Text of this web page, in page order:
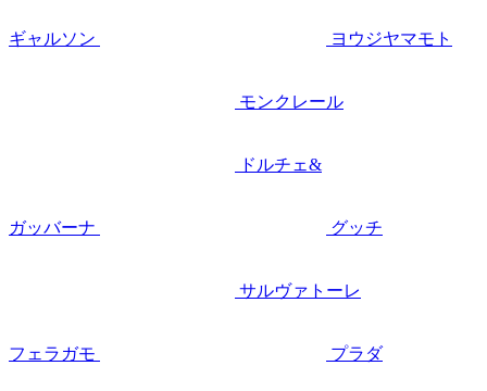
ギャルソン ヨウジヤマモト
モンクレール
ドルチェ&
ガッバーナ グッチ
サルヴァトーレ
フェラガモ プラダ